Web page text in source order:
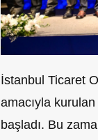
İstanbul Ticaret
amacıyla
başladı. Bu